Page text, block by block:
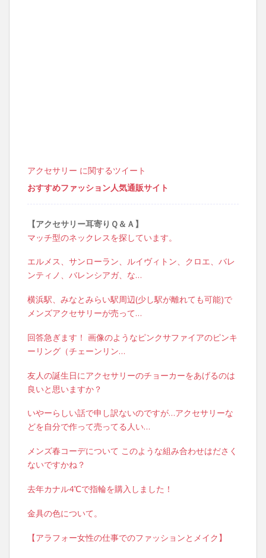
アクセサリー に関するツイート
おすすめファッション人気通販サイト
【アクセサリー耳寄りＱ＆Ａ】
マッチ型のネックレスを探しています。
エルメス、サンローラン、ルイヴィトン、クロエ、バレ
ンティノ、バレンシアガ、な…
横浜駅、みなとみらい駅周辺(少し駅が離れても可能)で
メンズアクセサリーが売って…
回答急ぎます！ 画像のようなピンクサファイアのピンキ
ーリング（チェーンリン…
友人の誕生日にアクセサリーのチョーカーをあげるのは
良いと思いますか？
いやーらしい話で申し訳ないのですが…アクセサリーな
どを自分で作って売ってる人い…
メンズ春コーデについて このような組み合わせはださく
ないですかね？
去年カナル4℃で指輪を購入しました！
金具の色について。
【アラフォー女性の仕事でのファッションとメイク】